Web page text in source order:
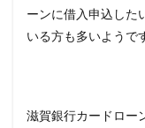
ーンに借入申込した
いる方も多いようで
滋賀銀行カードロー